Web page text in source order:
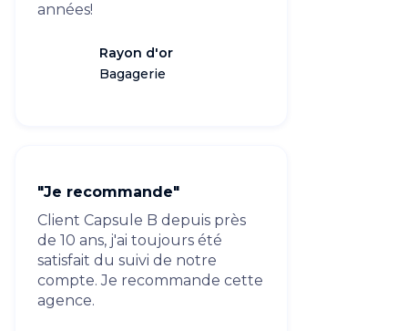
années!
Rayon d'or
Bagagerie
"Je recommande"
Client Capsule B depuis près
de 10 ans, j'ai toujours été
satisfait du suivi de notre
compte. Je recommande cette
agence.